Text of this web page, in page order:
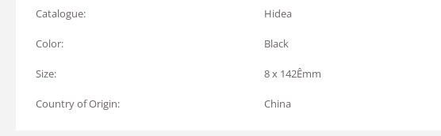
Catalogue: Hidea
Color: Black
Size: 8 x 142Êmm
Country of Origin: China